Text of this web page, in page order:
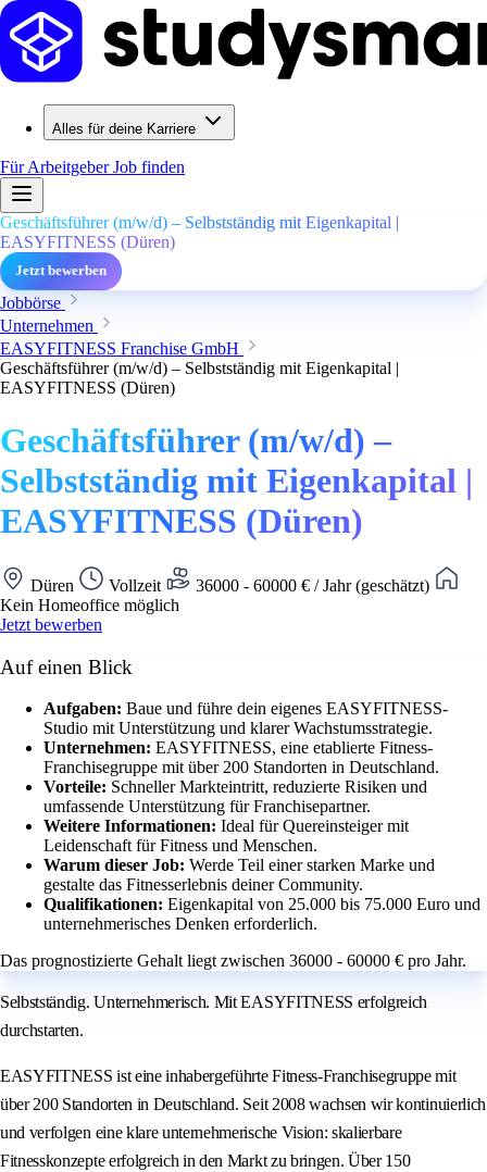
Alles für deine Karriere
Für ArbeitgeberJob finden
Geschäftsführer (m/w/d) – Selbstständig mit Eigenkapital |
EASYFITNESS (Düren)
Jetzt bewerben
Jobbörse
Unternehmen
EASYFITNESS Franchise GmbH
Geschäftsführer (m/w/d) – Selbstständig mit Eigenkapital |
EASYFITNESS (Düren)
Geschäftsführer (m/w/d) –
Selbstständig mit Eigenkapital |
EASYFITNESS (Düren)
Düren Vollzeit
36000 - 60000 € / Jahr (geschätzt)
Kein Homeoffice möglich
Jetzt bewerben
Auf einen Blick
Aufgaben: Baue und führe dein eigenes EASYFITNESS-
Studio mit Unterstützung und klarer Wachstumsstrategie.
Unternehmen: EASYFITNESS, eine etablierte Fitness-
Franchisegruppe mit über 200 Standorten in Deutschland.
Vorteile: Schneller Markteintritt, reduzierte Risiken und
umfassende Unterstützung für Franchisepartner.
Weitere Informationen: Ideal für Quereinsteiger mit
Leidenschaft für Fitness und Menschen.
Warum dieser Job: Werde Teil einer starken Marke und
gestalte das Fitnesserlebnis deiner Community.
Qualifikationen: Eigenkapital von 25.000 bis 75.000 Euro und
unternehmerisches Denken erforderlich.
Das prognostizierte Gehalt liegt zwischen 36000 - 60000 € pro Jahr.
Selbstständig. Unternehmerisch. Mit EASYFITNESS erfolgreich
durchstarten.
EASYFITNESS ist eine inhabergeführte Fitness-Franchisegruppe mit
über 200 Standorten in Deutschland. Seit 2008 wachsen wir kontinuierlich
und verfolgen eine klare unternehmerische Vision: skalierbare
Fitnesskonzepte erfolgreich in den Markt zu bringen. Über 150